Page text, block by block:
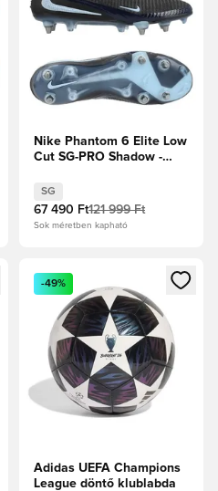
Nike Phantom 6 Elite Low
Cut SG-PRO Shadow -
SG
67 490 Ft121 999 Ft
Sok méretben kapható
vagy a tagként
Megnyit egy modált a
-49%
Adidas UEFA Champions
League döntő klublabda